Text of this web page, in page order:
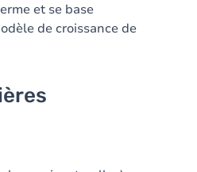
et se base
de croissance de